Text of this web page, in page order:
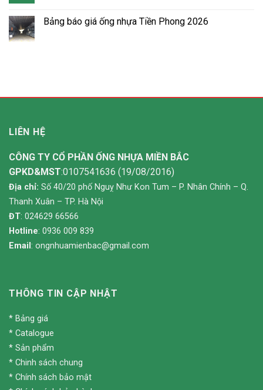
Bảng báo giá ống nhựa Tiền Phong 2026
LIÊN HỆ
CÔNG TY CỔ PHẦN ỐNG NHỰA MIỀN BẮC
GPKD&MST:0107541636 (19/08/2016)
Địa chỉ: Số 40/20 phố Nguỵ Như Kon Tum – P. Nhân Chính – Q.
Thanh Xuân – TP. Hà Nội
ĐT: 024629 66566
Hotline: 0936 009 839
Email : ongnhuamienbac@gmail.com
THÔNG TIN CẬP NHẬT
* Bảng giá
* Catalogue
* Sản phẩm
* Chinh sách chung
* Chính sách bảo mật